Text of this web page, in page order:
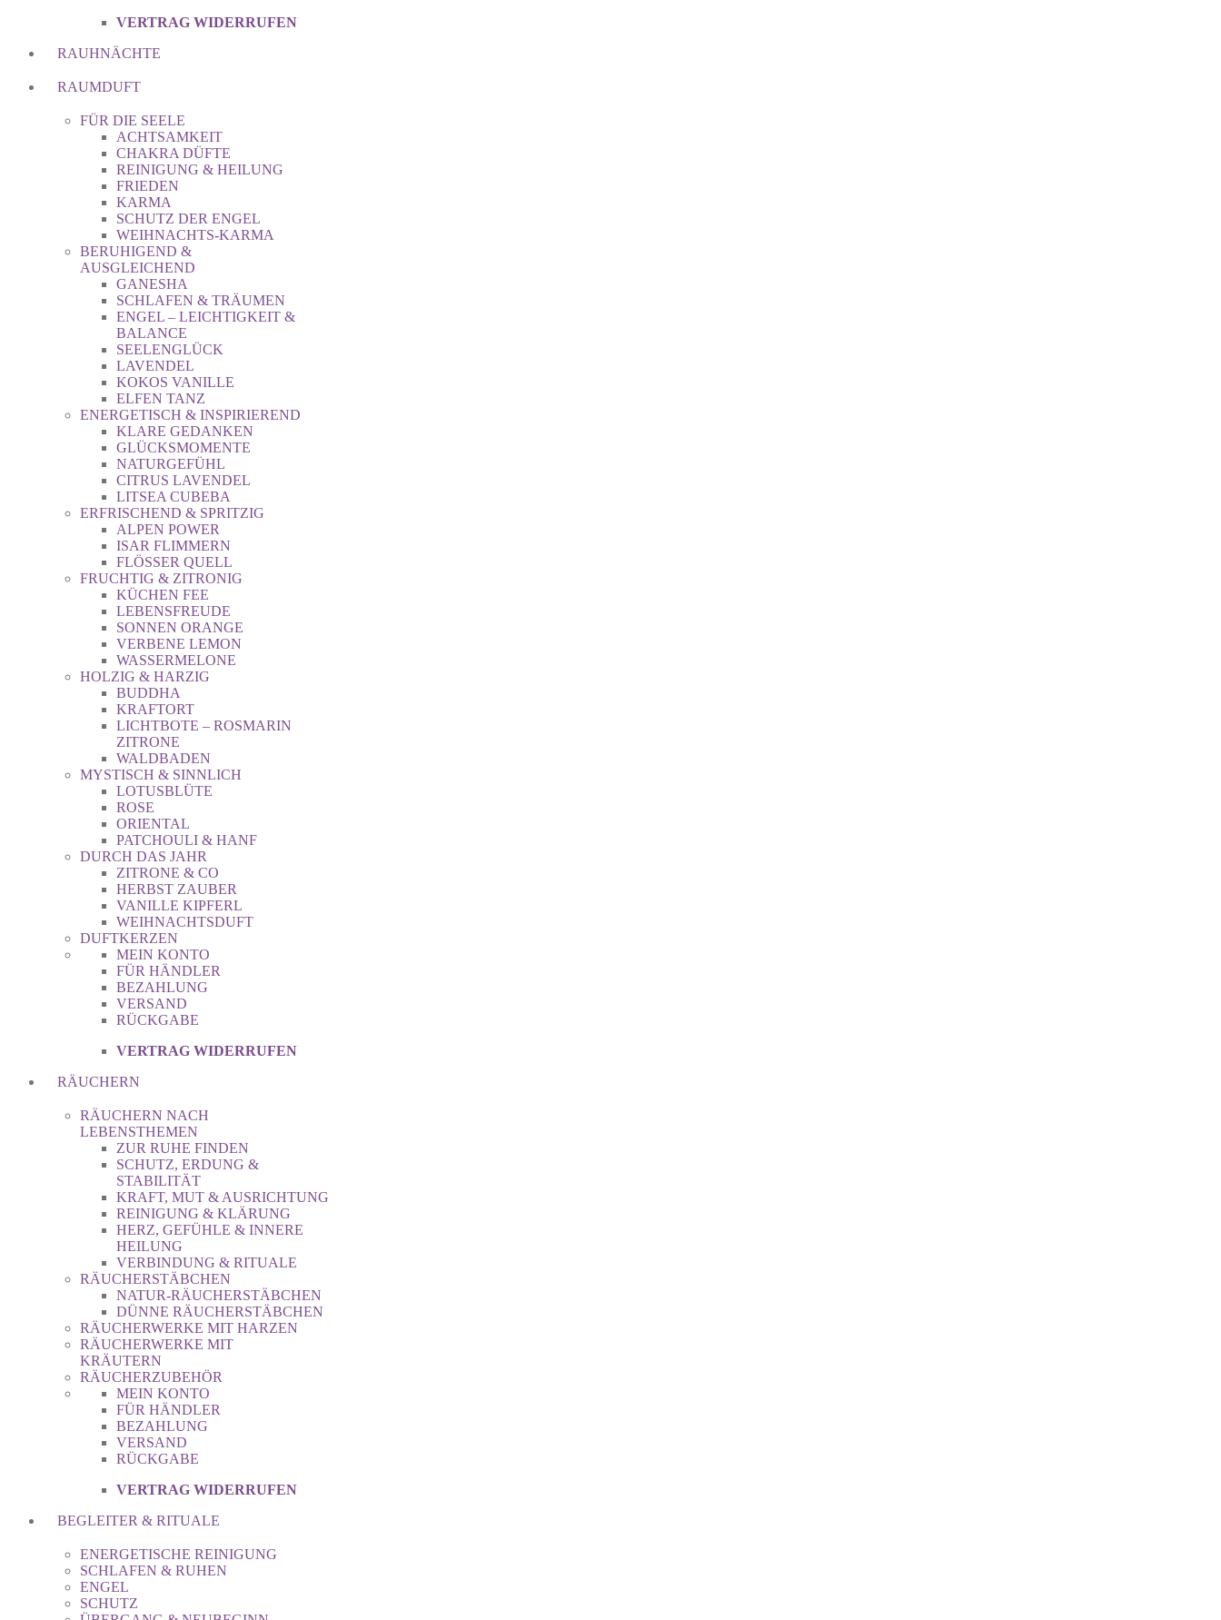
VERTRAG WIDERRUFEN
RAUHNÄCHTE
RAUMDUFT
FÜR DIE SEELE
ACHTSAMKEIT
CHAKRA DÜFTE
REINIGUNG & HEILUNG
FRIEDEN
KARMA
SCHUTZ DER ENGEL
WEIHNACHTS-KARMA
BERUHIGEND &
AUSGLEICHEND
GANESHA
SCHLAFEN & TRÄUMEN
ENGEL – LEICHTIGKEIT &
BALANCE
SEELENGLÜCK
LAVENDEL
KOKOS VANILLE
ELFEN TANZ
ENERGETISCH & INSPIRIEREND
KLARE GEDANKEN
GLÜCKSMOMENTE
NATURGEFÜHL
CITRUS LAVENDEL
LITSEA CUBEBA
ERFRISCHEND & SPRITZIG
ALPEN POWER
ISAR FLIMMERN
FLÖSSER QUELL
FRUCHTIG & ZITRONIG
KÜCHEN FEE
LEBENSFREUDE
SONNEN ORANGE
VERBENE LEMON
WASSERMELONE
HOLZIG & HARZIG
BUDDHA
KRAFTORT
LICHTBOTE – ROSMARIN
ZITRONE
WALDBADEN
MYSTISCH & SINNLICH
LOTUSBLÜTE
ROSE
ORIENTAL
PATCHOULI & HANF
DURCH DAS JAHR
ZITRONE & CO
HERBST ZAUBER
VANILLE KIPFERL
WEIHNACHTSDUFT
DUFTKERZEN
MEIN KONTO
FÜR HÄNDLER
BEZAHLUNG
VERSAND
RÜCKGABE
VERTRAG WIDERRUFEN
RÄUCHERN
RÄUCHERN NACH
LEBENSTHEMEN
ZUR RUHE FINDEN
SCHUTZ, ERDUNG &
STABILITÄT
KRAFT, MUT & AUSRICHTUNG
REINIGUNG & KLÄRUNG
HERZ, GEFÜHLE & INNERE
HEILUNG
VERBINDUNG & RITUALE
RÄUCHERSTÄBCHEN
NATUR-RÄUCHERSTÄBCHEN
DÜNNE RÄUCHERSTÄBCHEN
RÄUCHERWERKE MIT HARZEN
RÄUCHERWERKE MIT
KRÄUTERN
RÄUCHERZUBEHÖR
MEIN KONTO
FÜR HÄNDLER
BEZAHLUNG
VERSAND
RÜCKGABE
VERTRAG WIDERRUFEN
BEGLEITER & RITUALE
ENERGETISCHE REINIGUNG
SCHLAFEN & RUHEN
ENGEL
SCHUTZ